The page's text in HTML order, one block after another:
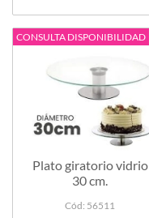
CONSULTA DISPONIBILIDAD
Plato giratorio vidrio
30 cm.
Cód: 56511